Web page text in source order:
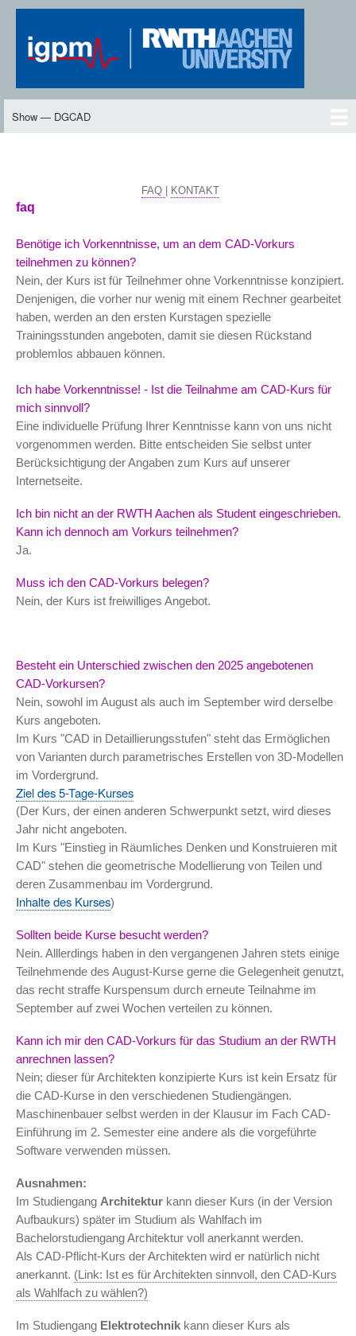
Skip
to
main
content
DGCAD
Show — DGCAD
FAQ KONTAKT
faq
Benötige ich Vorkenntnisse, um an dem CAD-Vorkurs
teilnehmen zu können?
Nein, der Kurs ist für Teilnehmer ohne Vorkenntnisse konzipiert.
Denjenigen, die vorher nur wenig mit einem Rechner gearbeitet
haben, werden an den ersten Kurstagen spezielle
Trainingsstunden angeboten, damit sie diesen Rückstand
problemlos abbauen können.
Ich habe Vorkenntnisse! - Ist die Teilnahme am CAD-Kurs für
mich sinnvoll?
Eine individuelle Prüfung Ihrer Kenntnisse kann von uns nicht
vorgenommen werden. Bitte entscheiden Sie selbst unter
Berücksichtigung der Angaben zum Kurs auf unserer
Internetseite.
Ich bin nicht an der RWTH Aachen als Student eingeschrieben.
Kann ich dennoch am Vorkurs teilnehmen?
Ja.
Muss ich den CAD-Vorkurs belegen?
Nein, der Kurs ist freiwilliges Angebot.
Besteht ein Unterschied zwischen den 2025 angebotenen
CAD-Vorkursen?
Nein, sowohl im August als auch im September wird derselbe
Kurs angeboten.
Im Kurs "CAD in Detaillierungsstufen" steht das Ermöglichen
von Varianten durch parametrisches Erstellen von 3D-Modellen
im Vordergrund.
Ziel des 5-Tage-Kurses
(Der Kurs, der einen anderen Schwerpunkt setzt, wird dieses
Jahr nicht angeboten.
Im Kurs "Einstieg in Räumliches Denken und Konstruieren mit
CAD" stehen die geometrische Modellierung von Teilen und
deren Zusammenbau im Vordergrund.
Inhalte des Kurses)
Sollten beide Kurse besucht werden?
Nein. Alllerdings haben in den vergangenen Jahren stets einige
Teilnehmende des August-Kurse gerne die Gelegenheit genutzt,
das recht straffe Kurspensum durch erneute Teilnahme im
September auf zwei Wochen verteilen zu können.
Kann ich mir den CAD-Vorkurs für das Studium an der RWTH
anrechnen lassen?
Nein; dieser für Architekten konzipierte Kurs ist kein Ersatz für
die CAD-Kurse in den verschiedenen Studiengängen.
Maschinenbauer selbst werden in der Klausur im Fach CAD-
Einführung im 2. Semester eine andere als die vorgeführte
Software verwenden müssen.
Ausnahmen:
Im Studiengang Architektur kann dieser Kurs (in der Version
Aufbaukurs) später im Studium als Wahlfach im
Bachelorstudiengang Architektur voll anerkannt werden.
Als CAD-Pflicht-Kurs der Architekten wird er natürlich nicht
anerkannt. (Link: Ist es für Architekten sinnvoll, den CAD-Kurs
als Wahlfach zu wählen?)
Im Studiengang Elektrotechnik kann dieser Kurs als